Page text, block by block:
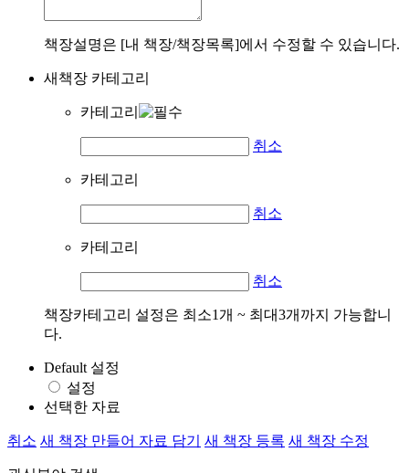
책장설명은 [내 책장/책장목록]에서 수정할 수 있습니다.
새책장 카테고리
카테고리
취소
카테고리
취소
카테고리
취소
책장카테고리 설정은 최소1개 ~ 최대3개까지 가능합니
다.
Default 설정
설정
선택한 자료
취소 새 책장 만들어 자료 담기 새 책장 등록 새 책장 수정